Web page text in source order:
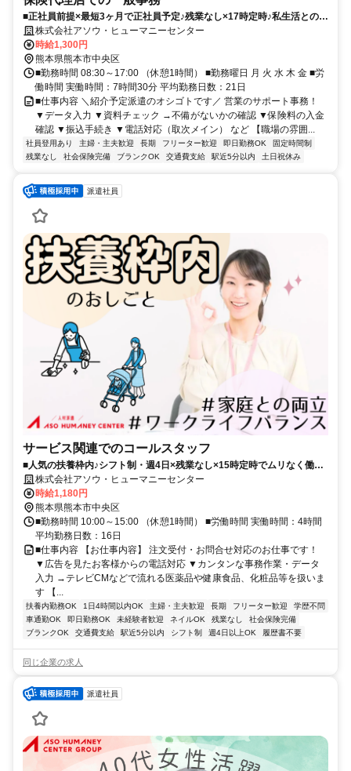
■正社員前提×最短3ヶ月で正社員予定♪残業なし×17時定時♪私生活との両
立ばっちり！アソウから直接雇用の実績アリ◎サポート中心のこつこつ
事務■辛島町電停スグ×バス停近くでアクセス抜群♪■安定企業で着実にス
キルUP♪新しいことにチャレンジしたい方、事務スキルを磨きたい方に
もオススメ◎
株式会社アソウ・ヒューマニーセンター
時給1,300円
熊本県熊本市中央区
■勤務時間 08:30～17:00 （休憩1時間） ■勤務曜日 月 火 水 木 金 ■労
働時間 実働時間：7時間30分 平均勤務日数：21日
■仕事内容 ＼紹介予定派遣のオシゴトです／ 営業のサポート事務！
▼データ入力 ▼資料チェック →不備がないかの確認 ▼保険料の入金
確認 ▼振込手続き ▼電話対応（取次メイン） など 【職場の雰囲...
社員登用あり 主婦・主夫歓迎 長期 フリーター歓迎 即日勤務OK
固定時間制
残業なし
社会保険完備 ブランクOK 交通費支給 駅近5分以内 土日祝休み
派遣社員
サービス関連でのコールスタッフ
■人気の扶養枠内♪シフト制・週4日×残業なし×15時定時でムリなく働
く！実働4hのバランスワーク◎自由度の高さが魅力♪日数や時間の調
整、土日祝お休みなども相談OK◎■未経験OK！PCは入力やコピペがで
きれば大丈夫♪難しいスキルはいりません！■人気製品が4割引のウレシ
イ特典付き！各電停スグでアクセス抜群×車通勤も相談OKです◎
株式会社アソウ・ヒューマニーセンター
時給1,180円
熊本県熊本市中央区
■勤務時間 10:00～15:00 （休憩1時間） ■労働時間 実働時間：4時間
平均勤務日数：16日
■仕事内容 【お仕事内容】 注文受付・お問合せ対応のお仕事です！
▼広告を見たお客様からの電話対応 ▼カンタンな事務作業・データ
入力 →テレビCMなどで流れる医薬品や健康食品、化粧品等を扱いま
す 【...
扶養内勤務OK 1日4時間以内OK 主婦・主夫歓迎 長期 フリーター歓迎
学歴不問
車通勤OK
即日勤務OK 未経験者歓迎 ネイルOK 残業なし
社会保険完備
ブランクOK
交通費支給 駅近5分以内 シフト制 週4日以上OK 履歴書不要
同じ企業の求人
派遣社員